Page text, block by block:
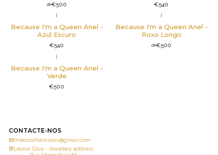
de€500 €540
Because I'm a Queen Anel -
Azul Escuro
€540
Because I'm a Queen Anel -
Roxo Longo
de€500
Because I'm a Queen Anel -
Verde
€500
CONTACTE-NOS
mleonorfrancosilv@gmail.com
Leonor Silva - Jewellery address